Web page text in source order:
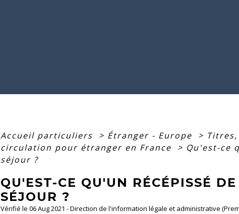
Accueil particuliers > Étranger - Europe >
circulation pour étranger en France
> Qu'est-ce
séjour ?
QU'EST-CE QU'UN RÉCÉPISSÉ
SÉJOUR ?
Vérifié le 06 Aug 2021 - Direction de l'information légale et administrative